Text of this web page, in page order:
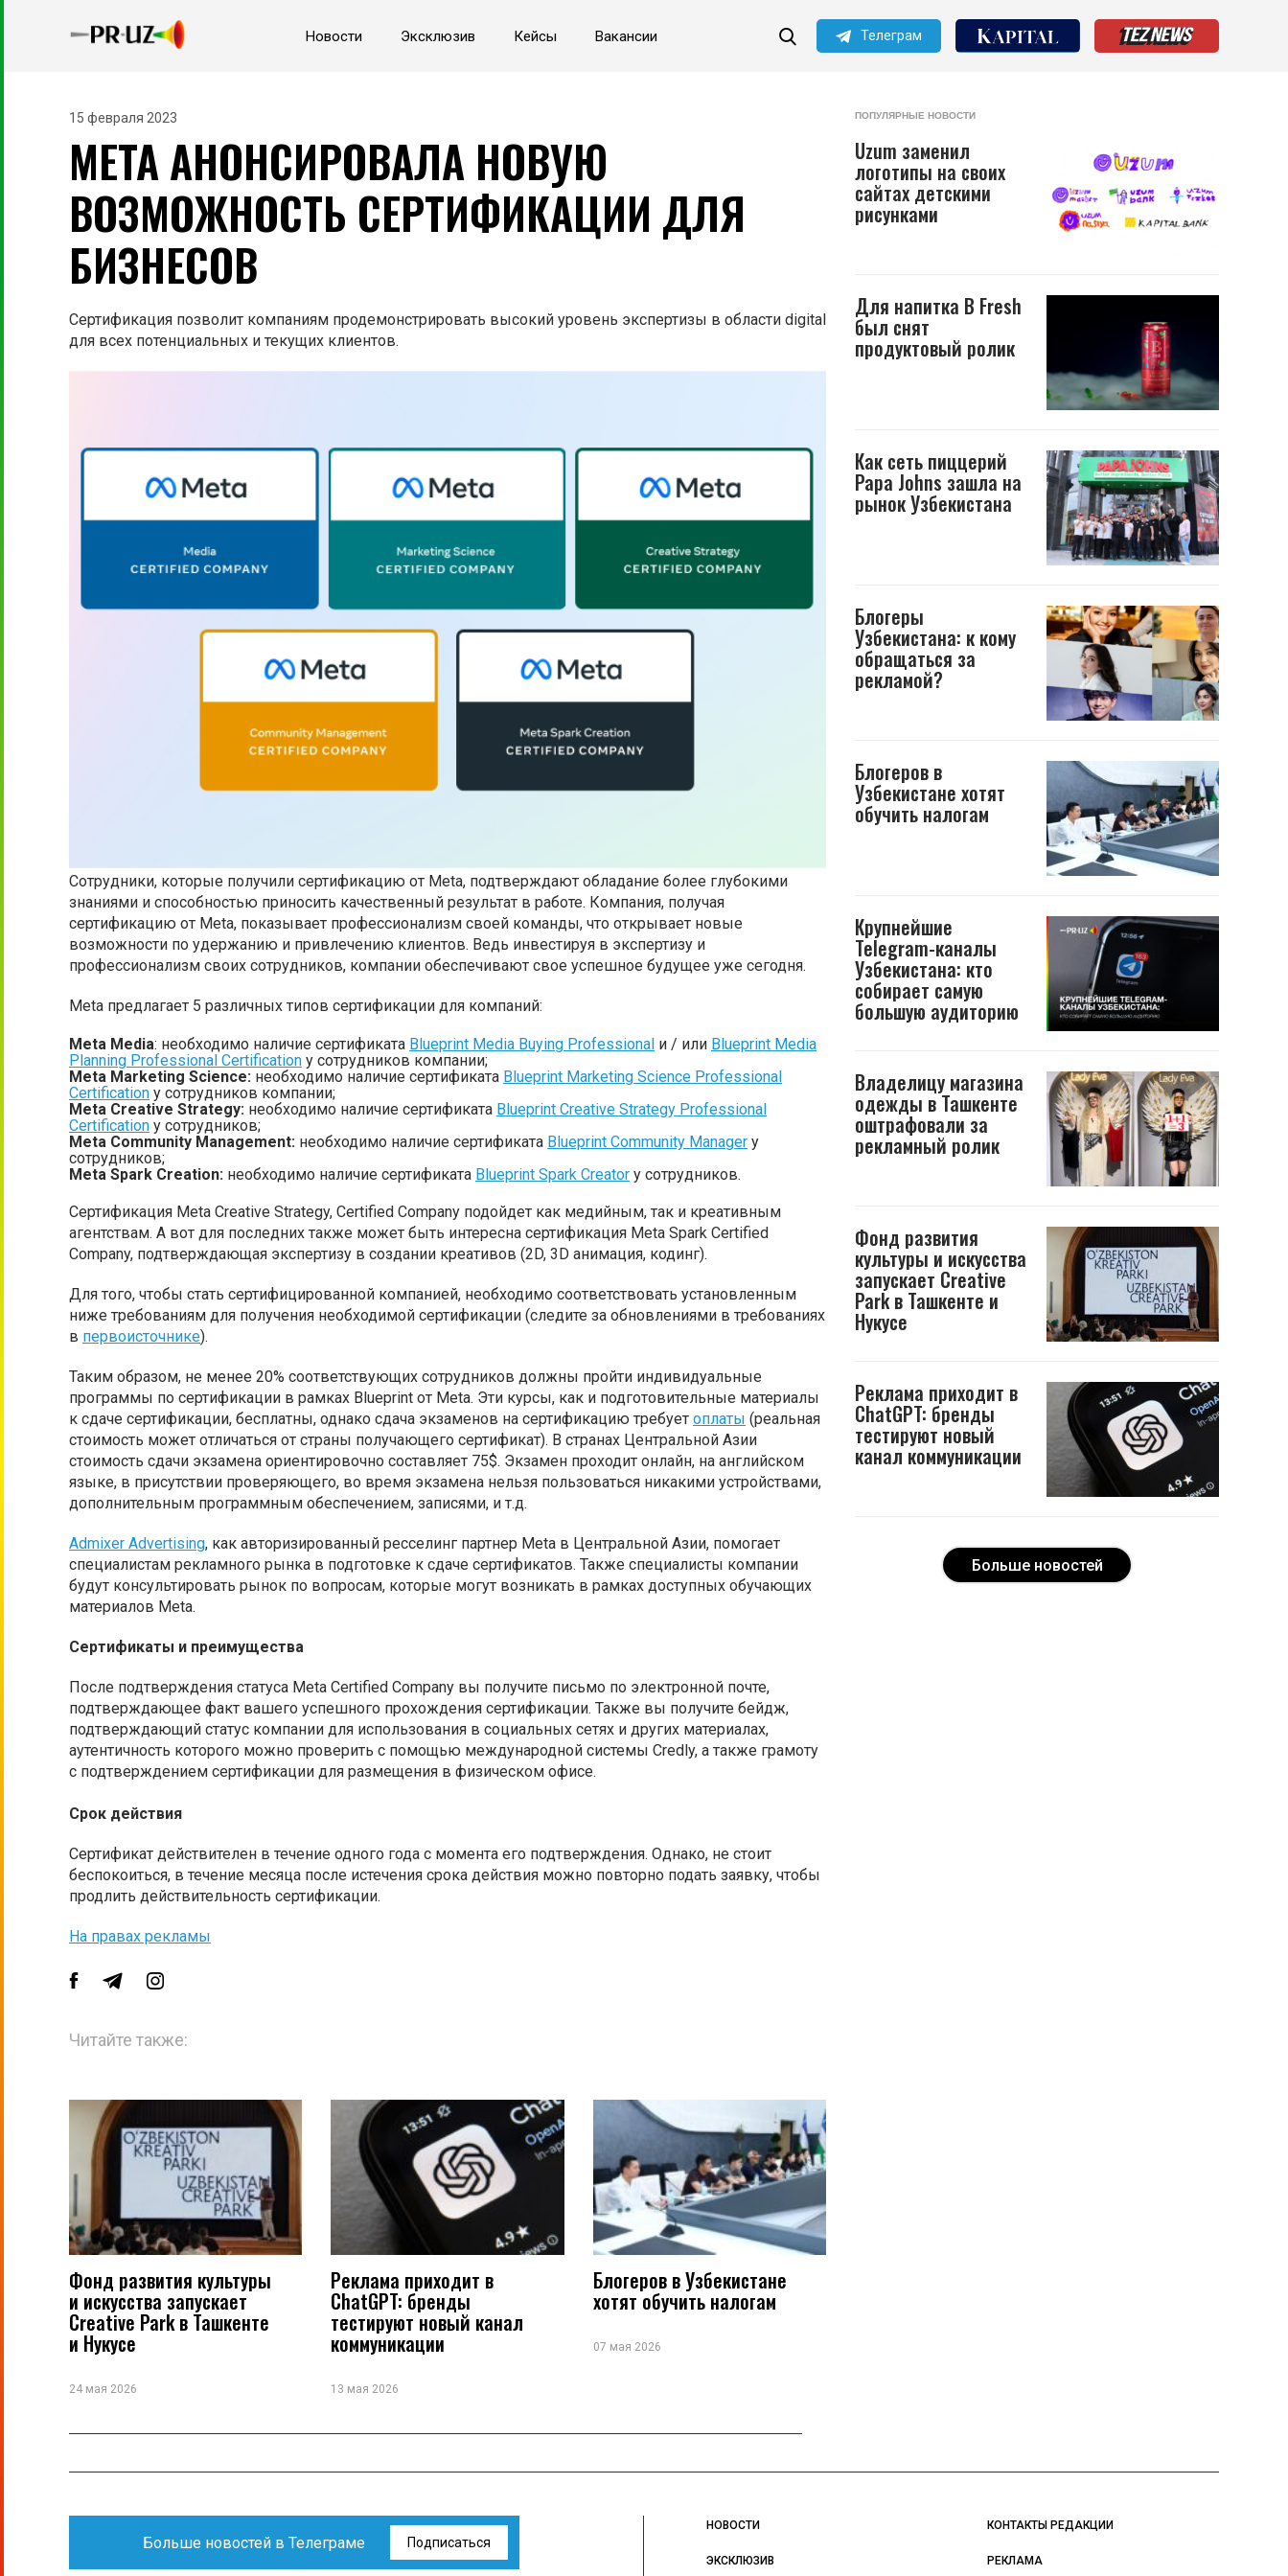
Новости Эксклюзив Кейсы Вакансии Телеграм
Читайте главные новости
15 февраля 2023
META АНОНСИРОВАЛА НОВУЮ
ВОЗМОЖНОСТЬ СЕРТИФИКАЦИИ ДЛЯ
БИЗНЕСОВ
Сертификация позволит компаниям продемонстрировать высокий уровень экспертизы в области digital
для всех потенциальных и текущих клиентов.
Сотрудники, которые получили сертификацию от Meta, подтверждают обладание более глубокими
знаниями и способностью приносить качественный результат в работе. Компания, получая
сертификацию от Meta, показывает профессионализм своей команды, что открывает новые
возможности по удержанию и привлечению клиентов. Ведь инвестируя в экспертизу и
профессионализм своих сотрудников, компании обеспечивают свое успешное будущее уже сегодня.
Meta предлагает 5 различных типов сертификации для компаний:
Meta Media: необходимо наличие сертификата Blueprint Media Buying Professional и / или Blueprint Media
Planning Professional Certification у сотрудников компании;
Meta Marketing Science: необходимо наличие сертификата Blueprint Marketing Science Professional
Certification у сотрудников компании;
Meta Creative Strategy: необходимо наличие сертификата Blueprint Creative Strategy Professional
Certification у сотрудников;
Meta Community Management: необходимо наличие сертификата Blueprint Community Manager у
сотрудников;
Meta Spark Creation: необходимо наличие сертификата Blueprint Spark Creator у сотрудников.
Сертификация Meta Creative Strategy, Certified Company подойдет как медийным, так и креативным
агентствам. А вот для последних также может быть интересна сертификация Meta Spark Certified
Company, подтверждающая экспертизу в создании креативов (2D, 3D анимация, кодинг).
Для того, чтобы стать сертифицированной компанией, необходимо соответствовать установленным
ниже требованиям для получения необходимой сертификации (следите за обновлениями в требованиях
в первоисточнике).
Таким образом, не менее 20% соответствующих сотрудников должны пройти индивидуальные
программы по сертификации в рамках Blueprint от Meta. Эти курсы, как и подготовительные материалы
к сдаче сертификации, бесплатны, однако сдача экзаменов на сертификацию требует оплаты (реальная
стоимость может отличаться от страны получающего сертификат). В странах Центральной Азии
стоимость сдачи экзамена ориентировочно составляет 75$. Экзамен проходит онлайн, на английском
языке, в присутствии проверяющего, во время экзамена нельзя пользоваться никакими устройствами,
дополнительным программным обеспечением, записями, и т.д.
Admixer Advertising, как авторизированный ресселинг партнер Meta в Центральной Азии, помогает
специалистам рекламного рынка в подготовке к сдаче сертификатов. Также специалисты компании
будут консультировать рынок по вопросам, которые могут возникать в рамках доступных обучающих
материалов Meta.
Сертификаты и преимущества
После подтверждения статуса Meta Certified Company вы получите письмо по электронной почте,
подтверждающее факт вашего успешного прохождения сертификации. Также вы получите бейдж,
подтверждающий статус компании для использования в социальных сетях и других материалах,
аутентичность которого можно проверить с помощью международной системы Credly, а также грамоту
с подтверждением сертификации для размещения в физическом офисе.
Срок действия
Сертификат действителен в течение одного года с момента его подтверждения. Однако, не стоит
беспокоиться, в течение месяца после истечения срока действия можно повторно подать заявку, чтобы
продлить действительность сертификации.
На правах рекламы
Читайте также:
Фонд развития культуры
и искусства запускает
Creative Park в Ташкенте
и Нукусе
24 мая 2026
Реклама приходит в
ChatGPT: бренды
тестируют новый канал
коммуникации
13 мая 2026
Блогеров в Узбекистане
хотят обучить налогам
07 мая 2026
ПОПУЛЯРНЫЕ НОВОСТИ
Uzum заменил
логотипы на своих
сайтах детскими
рисунками
Для напитка B Fresh
был снят
продуктовый ролик
Как сеть пиццерий
Papa Johns зашла на
рынок Узбекистана
Блогеры
Узбекистана: к кому
обращаться за
рекламой?
Блогеров в
Узбекистане хотят
обучить налогам
Крупнейшие
Telegram-каналы
Узбекистана: кто
собирает самую
большую аудиторию
Владелицу магазина
одежды в Ташкенте
оштрафовали за
рекламный ролик
Фонд развития
культуры и искусства
запускает Creative
Park в Ташкенте и
Нукусе
Реклама приходит в
ChatGPT: бренды
тестируют новый
канал коммуникации
Больше новостей
Больше новостей в Телеграме Подписаться
НОВОСТИ
ЭКСКЛЮЗИВ
КОНТАКТЫ РЕДАКЦИИ
РЕКЛАМА